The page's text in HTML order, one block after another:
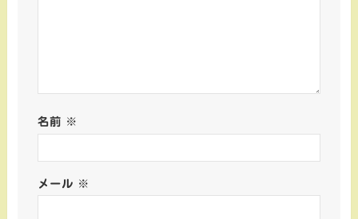
名前 ※
メール ※